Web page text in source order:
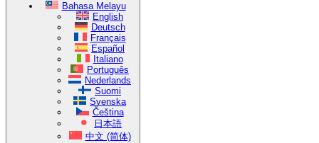
Bahasa Melayu
English
Deutsch
Français
Español
Italiano
Português
Nederlands
Suomi
Svenska
Čeština
日本語
中文 (简体)